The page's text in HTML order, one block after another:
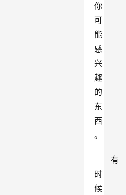
你
可
能
感
兴
趣
的
东
西
。
有
时
候